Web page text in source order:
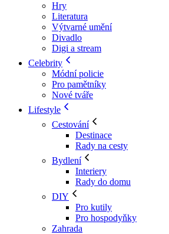
Hry
Literatura
Výtvarné umění
Divadlo
Digi a stream
Celebrity
Módní policie
Pro pamětníky
Nové tváře
Lifestyle
Cestování
Destinace
Rady na cesty
Bydlení
Interiery
Rady do domu
DIY
Pro kutily
Pro hospodyňky
Zahrada